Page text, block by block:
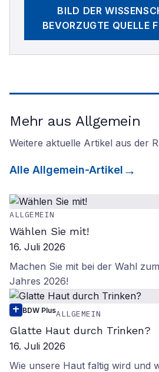
BILD DER
BEVORZUGTE QUELLE
Mehr aus Allgemein
Weitere aktuelle Artikel aus der
Alle Allgemein-Artikel
ALLGEMEIN
Wählen Sie mit!
16. Juli 2026
Machen Sie mit bei der Wahl
Jahres 2026!
BDW PlusALLGEMEIN
Glatte Haut durch Trinken?
16. Juli 2026
Wie unsere Haut faltig wird und